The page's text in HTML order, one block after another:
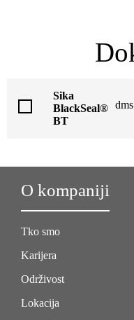
Sika
BlackSeal®
BT
O kompaniji
Tko smo
Karijera
Održivost
Lokacija